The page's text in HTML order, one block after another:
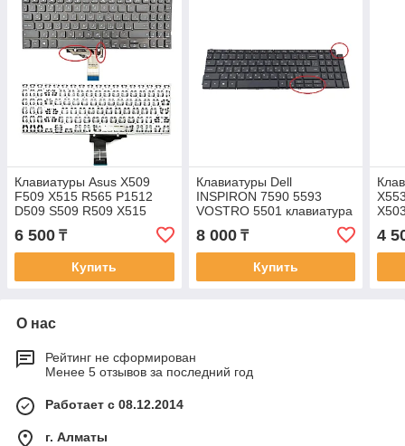
Клавиатуры Asus X509
F509 X515 R565 P1512
D509 S509 R509 X515
клавиатура c RU/ EN
раскладкой без
подсветкой
6 500 ₸
Купить
Клавиатуры Dell
INSPIRON 7590 5593
VOSTRO 5501 клавиатура
c RU/ EN раскладкой БЕЗ
подсветкой
8 000₸
Купить
4
О нас
Рейтинг не сформирован
Менее 5 отзывов за последний год
Работает с 08.12.2014
г. Алматы